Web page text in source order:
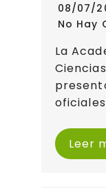
08/07/
No Hay
La
Leer